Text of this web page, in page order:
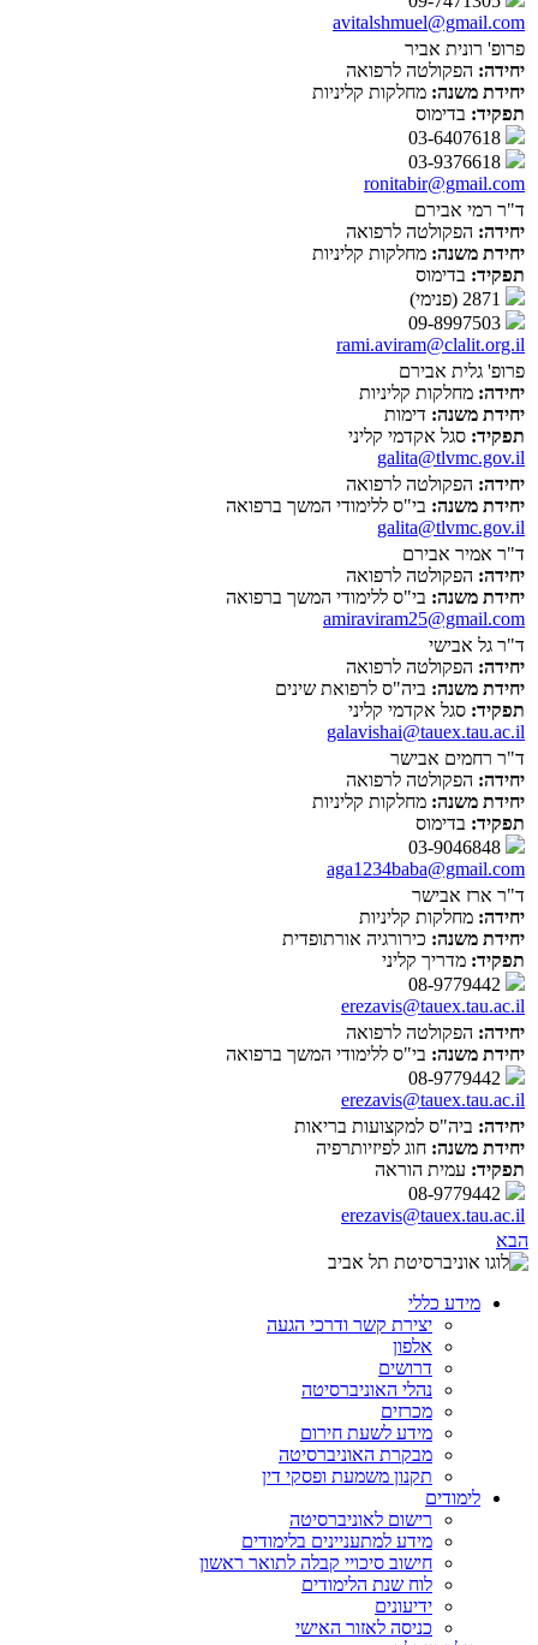
avitalshmuel@gmail.com
פרופ' רונית אביר
יחידה: הפקולטה לרפואה
יחידת משנה: מחלקות קליניות
תפקיד: בדימוס
ronitabir@gmail.com
ד"ר רמי אבירם
יחידה: הפקולטה לרפואה
יחידת משנה: מחלקות קליניות
תפקיד: בדימוס
rami.aviram@clalit.org.il
פרופ' גלית אבירם
יחידה: מחלקות קליניות
יחידת משנה: דימות
תפקיד: סגל אקדמי קליני
galita@tlvmc.gov.il
יחידה: הפקולטה לרפואה
יחידת משנה: בי"ס ללימודי המשך ברפואה
galita@tlvmc.gov.il
ד"ר אמיר אבירם
יחידה: הפקולטה לרפואה
יחידת משנה: בי"ס ללימודי המשך ברפואה
amiraviram25@gmail.com
ד"ר גל אבישי
יחידה: הפקולטה לרפואה
יחידת משנה: ביה"ס לרפואת שינים
תפקיד: סגל אקדמי קליני
galavishai@tauex.tau.ac.il
ד"ר רחמים אבישר
יחידה: הפקולטה לרפואה
יחידת משנה: מחלקות קליניות
תפקיד: בדימוס
aga1234baba@gmail.com
ד"ר ארז אבישר
יחידה: מחלקות קליניות
יחידת משנה: כירורגיה אורתופדית
תפקיד: מדריך קליני
erezavis@tauex.tau.ac.il
יחידה: הפקולטה לרפואה
יחידת משנה: בי"ס ללימודי המשך ברפואה
erezavis@tauex.tau.ac.il
יחידה: ביה"ס למקצועות בריאות
יחידת משנה: חוג לפיזיותרפיה
תפקיד: עמית הוראה
erezavis@tauex.tau.ac.il
הבא
מידע כללי
יצירת קשר ודרכי הגעה
אלפון
דרושים
נהלי האוניברסיטה
מכרזים
מידע לשעת חירום
מבקרת האוניברסיטה
תקנון משמעת ופסקי דין
לימודים
רישום לאוניברסיטה
מידע למתעניינים בלימודים
חישוב סיכויי קבלה לתואר ראשון
לוח שנת הלימודים
ידיעונים
כניסה לאזור האישי